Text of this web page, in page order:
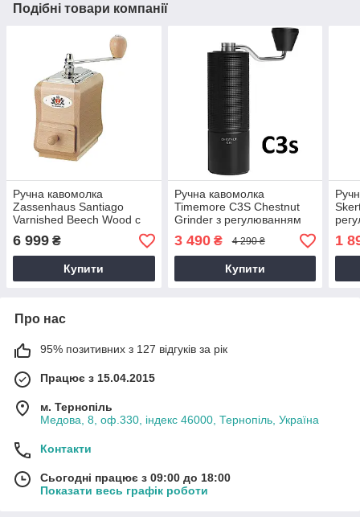
Подібні товари компанії
Ручна кавомолка
Zassenhaus Santiago
Varnished Beech Wood c
дерев'яним ящиком у
вінтажному стилі з
сталевими жорнами
6 999 ₴
Купити
Ручна кавомолка
Timemore C3S Chestnut
Grinder з регулюванням
рівня помолу, з конічними
сталевими жорнами,
алюмінієва
3 490₴ 4 290 ₴
Купити
1
Про нас
95% позитивних з 127 відгуків за рік
Працює з 15.04.2015
м. Тернопіль
Медова, 8, оф.330, індекс 46000, Тернопіль, Україна
Контакти
Сьогодні працює з 09:00 до 18:00
Показати весь графік роботи